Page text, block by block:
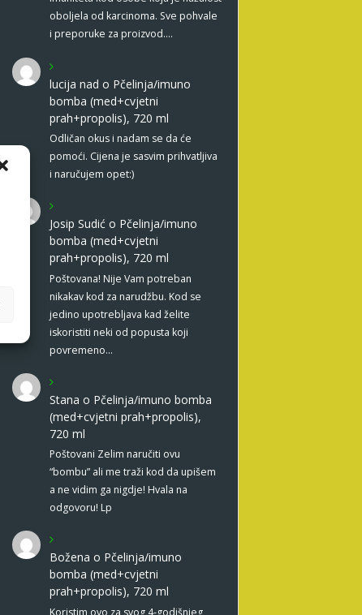
oboljela od karcinoma. Sve pohvale
i preporuke za proizvod.…
lucija nad o Pčelinja/imuno
bomba (med+cvjetni
prah+propolis), 720 ml
Odličan okus i nadam se da će
pomoći. Cijena je sasvim prihvatljiva
i naručujem opet:)
Josip Sudić o Pčelinja/imuno
bomba (med+cvjetni
prah+propolis), 720 ml
Poštovana! Nije Vam potreban
nikakav kod za narudžbu. Kod se
jedino upotrebljava kad želite
iskoristiti neki od popusta koji
povremeno…
Stana o Pčelinja/imuno bomba
(med+cvjetni prah+propolis),
720 ml
Poštovani Zelim naručiti ovu
“bombu” ali me traži kod da upišem
a ne vidim ga nigdje! Hvala na
odgovoru! Lp
Božena o Pčelinja/imuno
bomba (med+cvjetni
prah+propolis), 720 ml
Koristim ovo za svog 4-godišnjeg